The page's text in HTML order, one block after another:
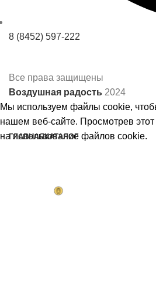
8 (8452) 597-222
Все права защищены
Воздушная радость 2024
ГЛАВНАЯКАТАЛОГ
Мы используем файлы cookie,
нашем веб-сайте. Просмотрев этот
на использование файлов cookie.